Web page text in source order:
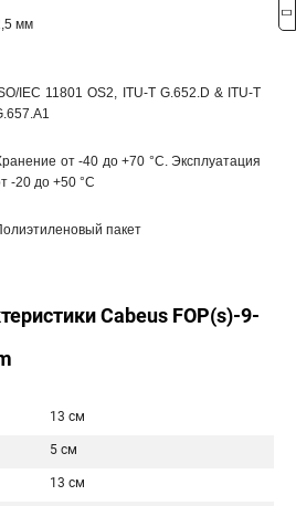
мм
IEC 11801 OS2, ITU-T G.652.D & ITU-T
от -40 до +70 °C. Эксплуатация
-20 до +50 °C
пакет
Cabeus FOP(s)-9-
13 см
5 см
13 см